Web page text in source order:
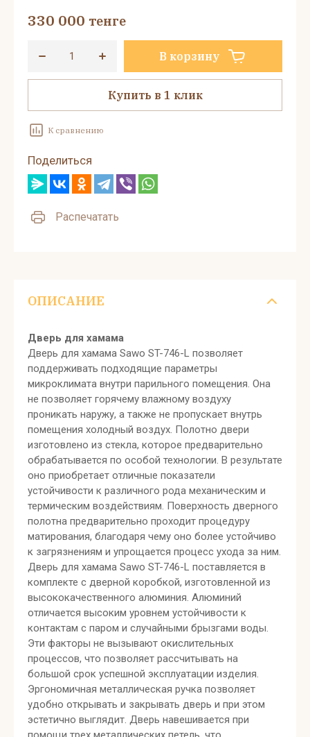
330 000 тенге
В корзину
Купить в 1 клик
К сравнению
Поделиться
Распечатать
ОПИСАНИЕ
Дверь для хамама
Дверь для хамама Sawo ST-746-L позволяет
поддерживать подходящие параметры
микроклимата внутри парильного помещения. Она
не позволяет горячему влажному воздуху
проникать наружу, а также не пропускает внутрь
помещения холодный воздух. Полотно двери
изготовлено из стекла, которое предварительно
обрабатывается по особой технологии. В результате
оно приобретает отличные показатели
устойчивости к различного рода механическим и
термическим воздействиям. Поверхность дверного
полотна предварительно проходит процедуру
матирования, благодаря чему оно более устойчиво
к загрязнениям и упрощается процесс ухода за ним.
Дверь для хамама Sawo ST-746-L поставляется в
комплекте с дверной коробкой, изготовленной из
высококачественного алюминия. Алюминий
отличается высоким уровнем устойчивости к
контактам с паром и случайными брызгами воды.
Эти факторы не вызывают окислительных
процессов, что позволяет рассчитывать на
большой срок успешной эксплуатации изделия.
Эргономичная металлическая ручка позволяет
удобно открывать и закрывать дверь и при этом
эстетично выглядит. Дверь навешивается при